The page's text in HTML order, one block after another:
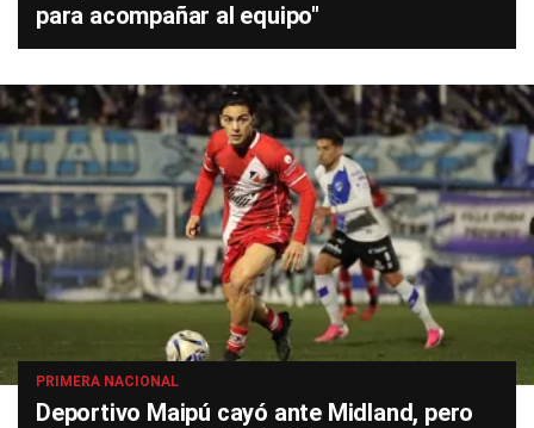
para acompañar al equipo"
PRIMERA NACIONAL
Deportivo Maipú cayó ante Midland, pero